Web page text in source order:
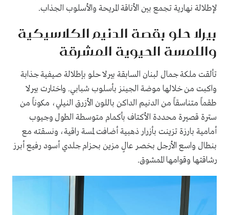
لإطلالة نهارية تجمع بين الأناقة المريحة والأسلوب الجذاب.
بيرلا حلو بقصة الدنيم الكلاسيكية
واللمسة الحيوية المشرقة
تألقت ملكة جمال لبنان السابقة بيرلا حلو بإطلالة صيفية جذابة
واكبت من خلالها موضة الجينز بأسلوب شبابي. واختارت بيرلا
طقماً متناسقاً من الدنيم الداكن باللون الأزرق النيلي، مكوناً من
سترة قصيرة محددة الأكتاف بأكمام متوسطة الطول وجيوب
أمامية بارزة تزينت بأزرار ذهبية أضافت لمسة راقية، ونسقته مع
بنطال واسع الأرجل بخصر عالٍ مزين بحزام جلدي أسود رفيع أبرز
رشاقتها وقوامها الممشوق.